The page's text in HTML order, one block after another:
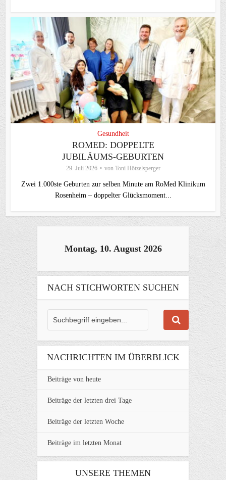
Gesundheit
ROMED: DOPPELTE
JUBILÄUMS-GEBURTEN
29. Juli 2026 von Toni Hötzelsperger
Zwei 1.000ste Geburten zur selben Minute am RoMed Klinikum
Rosenheim – doppelter Glücksmoment...
Montag, 10. August 2026
NACH STICHWORTEN SUCHEN
NACHRICHTEN IM ÜBERBLICK
Beiträge von heute
Beiträge der letzten drei Tage
Beiträge der letzten Woche
Beiträge im letzten Monat
UNSERE THEMEN